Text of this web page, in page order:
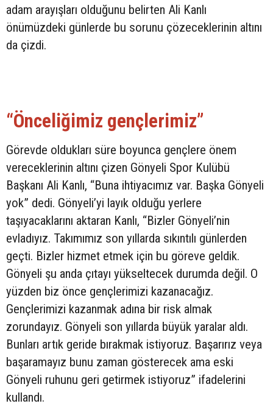
adam arayışları olduğunu belirten Ali Kanlı
önümüzdeki günlerde bu sorunu çözeceklerinin altını
da çizdi.
“Önceliğimiz gençlerimiz”
Görevde oldukları süre boyunca gençlere önem
vereceklerinin altını çizen Gönyeli Spor Kulübü
Başkanı Ali Kanlı, “Buna ihtiyacımız var. Başka Gönyeli
yok” dedi. Gönyeli’yi layık olduğu yerlere
taşıyacaklarını aktaran Kanlı, “Bizler Gönyeli’nin
evladıyız. Takımımız son yıllarda sıkıntılı günlerden
geçti. Bizler hizmet etmek için bu göreve geldik.
Gönyeli şu anda çıtayı yükseltecek durumda değil. O
yüzden biz önce gençlerimizi kazanacağız.
Gençlerimizi kazanmak adına bir risk almak
zorundayız. Gönyeli son yıllarda büyük yaralar aldı.
Bunları artık geride bırakmak istiyoruz. Başarırız veya
başaramayız bunu zaman gösterecek ama eski
Gönyeli ruhunu geri getirmek istiyoruz” ifadelerini
kullandı.